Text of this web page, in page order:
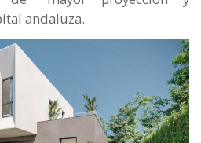
andaluza.